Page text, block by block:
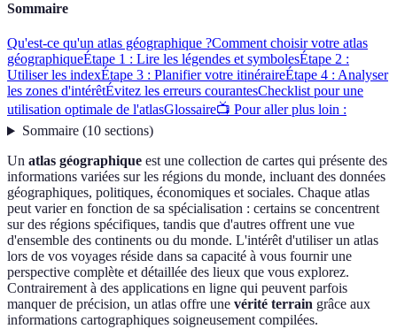
Sommaire
Qu'est-ce qu'un atlas géographique ?Comment choisir votre atlas
géographiqueÉtape 1 : Lire les légendes et symbolesÉtape 2 :
Utiliser les indexÉtape 3 : Planifier votre itinéraireÉtape 4 : Analyser
les zones d'intérêtÉvitez les erreurs courantesChecklist pour une
utilisation optimale de l'atlasGlossaire📺 Pour aller plus loin :
Sommaire(10 sections)
Un atlas géographique est une collection de cartes qui présente des
informations variées sur les régions du monde, incluant des données
géographiques, politiques, économiques et sociales. Chaque atlas
peut varier en fonction de sa spécialisation : certains se concentrent
sur des régions spécifiques, tandis que d'autres offrent une vue
d'ensemble des continents ou du monde. L'intérêt d'utiliser un atlas
lors de vos voyages réside dans sa capacité à vous fournir une
perspective complète et détaillée des lieux que vous explorez.
Contrairement à des applications en ligne qui peuvent parfois
manquer de précision, un atlas offre une vérité terrain grâce aux
informations cartographiques soigneusement compilées.